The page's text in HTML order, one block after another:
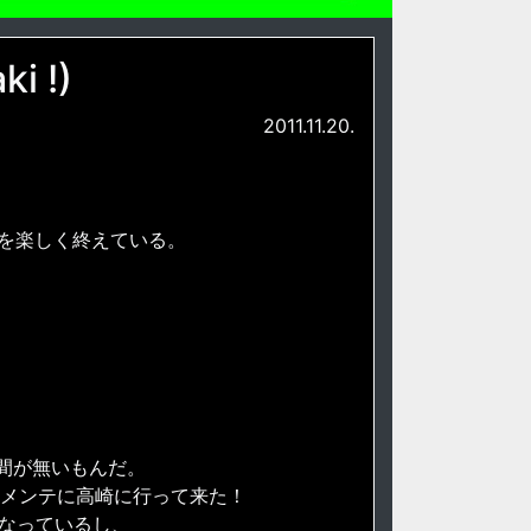
!)
2011.11.20.
しく終えている。
無いもんだ。
ンテに高崎に行って来た！
っているし、